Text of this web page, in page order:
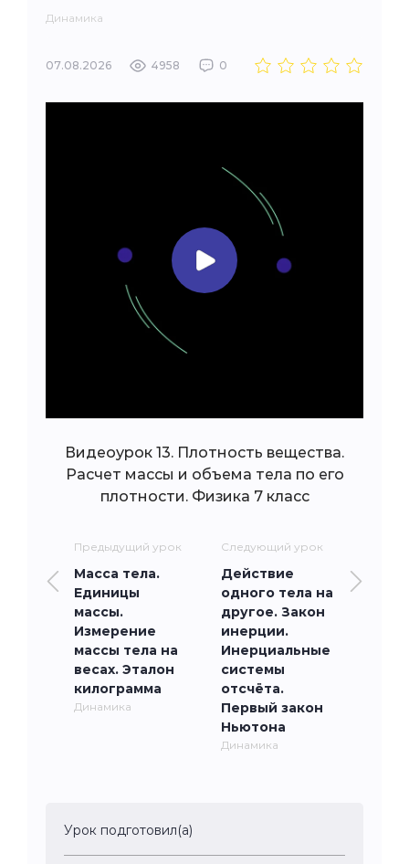
Динамика
07.08.2026 4958 0
Видеоурок 13. Плотность вещества.
Расчет массы и объема тела по его
плотности. Физика 7 класс
Предыдущий урок
Масса тела.
Единицы
массы.
Измерение
массы тела на
весах. Эталон
килограмма
Динамика
Следующий урок
Действие
одного тела на
другое. Закон
инерции.
Инерциальные
системы
отсчёта.
Первый закон
Ньютона
Динамика
Урок подготовил(а)